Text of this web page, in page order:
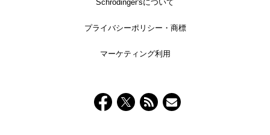
Schrödinger'sについて
プライバシーポリシー・商標
マーケティング利用